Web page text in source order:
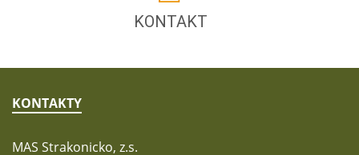
KONTAKT
KONTAKTY
MAS Strakonicko, z.s.